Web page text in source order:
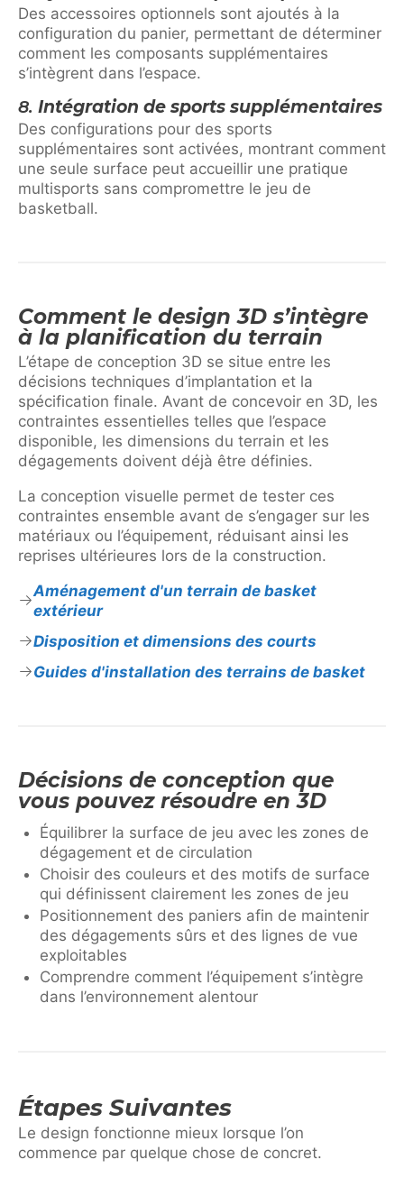
Des accessoires optionnels sont ajoutés à la
configuration du panier, permettant de déterminer
comment les composants supplémentaires
s’intègrent dans l’espace.
8. Intégration de sports supplémentaires
Des configurations pour des sports
supplémentaires sont activées, montrant comment
une seule surface peut accueillir une pratique
multisports sans compromettre le jeu de
basketball.
Comment le design 3D s’intègre
à la planification du terrain
L’étape de conception 3D se situe entre les
décisions techniques d’implantation et la
spécification finale. Avant de concevoir en 3D, les
contraintes essentielles telles que l’espace
disponible, les dimensions du terrain et les
dégagements doivent déjà être définies.
La conception visuelle permet de tester ces
contraintes ensemble avant de s’engager sur les
matériaux ou l’équipement, réduisant ainsi les
reprises ultérieures lors de la construction.
Aménagement d'un terrain de basket
extérieur
Disposition et dimensions des courts
Guides d'installation des terrains de basket
Décisions de conception que
vous pouvez résoudre en 3D
Équilibrer la surface de jeu avec les zones de
dégagement et de circulation
Choisir des couleurs et des motifs de surface
qui définissent clairement les zones de jeu
Positionnement des paniers afin de maintenir
des dégagements sûrs et des lignes de vue
exploitables
Comprendre comment l’équipement s’intègre
dans l’environnement alentour
Étapes Suivantes
Le design fonctionne mieux lorsque l’on
commence par quelque chose de concret.